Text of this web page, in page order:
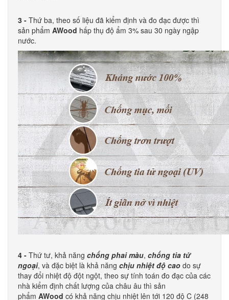
3 - Thứ ba, theo số liệu đã kiểm định và đo đạc được thì
sản phẩm AWood hấp thụ độ ẩm 3% sau 30 ngày ngập
nước.
4 - Thứ tư, khả năng chống phai màu, chống tia tử
ngoại, và đặc biệt là khả năng chịu nhiệt độ cao do sự
thay đổi nhiệt độ đột ngột, theo sự tính toán đo đạc của các
nhà kiểm định chất lượng của châu âu thì sản
phẩm AWood có khả năng chịu nhiệt lên tới 120 độ C (248